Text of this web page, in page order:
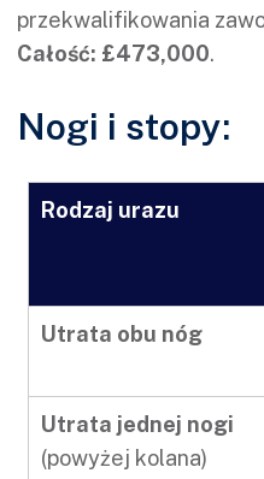
przekwalifikowania
Całość: £473,000.
Nogi i stopy:
Rodzaj urazu
Utrata obu nóg
Utrata jednej nogi
(powyżej kolana)